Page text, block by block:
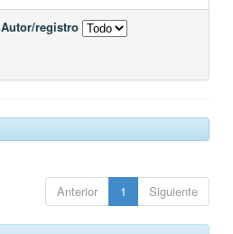
Autor/registro
Anterior 1 Siguiente